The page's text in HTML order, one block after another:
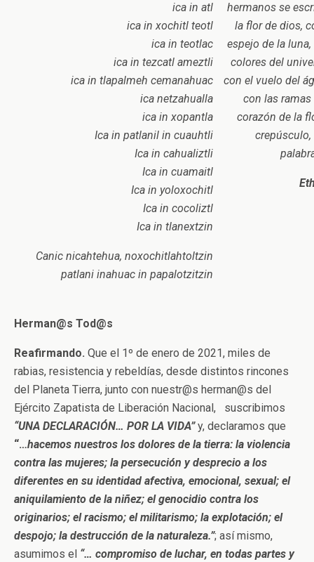
ica in atl
ica in xochitl teotl
ica in teotlac
ica in tezcatl ameztli
ica in tlapalmeh cemanahuac
ica netzahualla
ica in xopantla
Ica in patlanil in cuauhtli
Ica in cahualiztli
Ica in cuamaitl
Ica in yoloxochitl
Ica in cocoliztl
Ica in tlanextzin
Canic nicahtehua, noxochitlahtoltzin
patlani inahuac in papalotzitzin
hermanos se
la flor de dios,
espejo de la luna,
colores del
con el vuelo del
con las
corazón de la
crepúsculo,
Herman@s Tod@s
Reafirmando. Que el 1º de enero de 2021, miles de
rabias, resistencia y rebeldías, desde distintos rincones
del Planeta Tierra, junto con nuestr@s herman@s del
Ejército Zapatista de Liberación Nacional, suscribimos
“UNA DECLARACIÓN… POR LA VIDA”y, declaramos que
“…hacemos nuestros los dolores de la tierra: la violencia
contra las mujeres; la persecución y desprecio a los
diferentes en su identidad afectiva, emocional, sexual; el
aniquilamiento de la niñez; el genocidio contra los
originarios; el racismo; el militarismo; la explotación; el
despojo; la destrucción de la naturaleza.”; así mismo,
asumimos el “… compromiso de luchar, en todas partes y